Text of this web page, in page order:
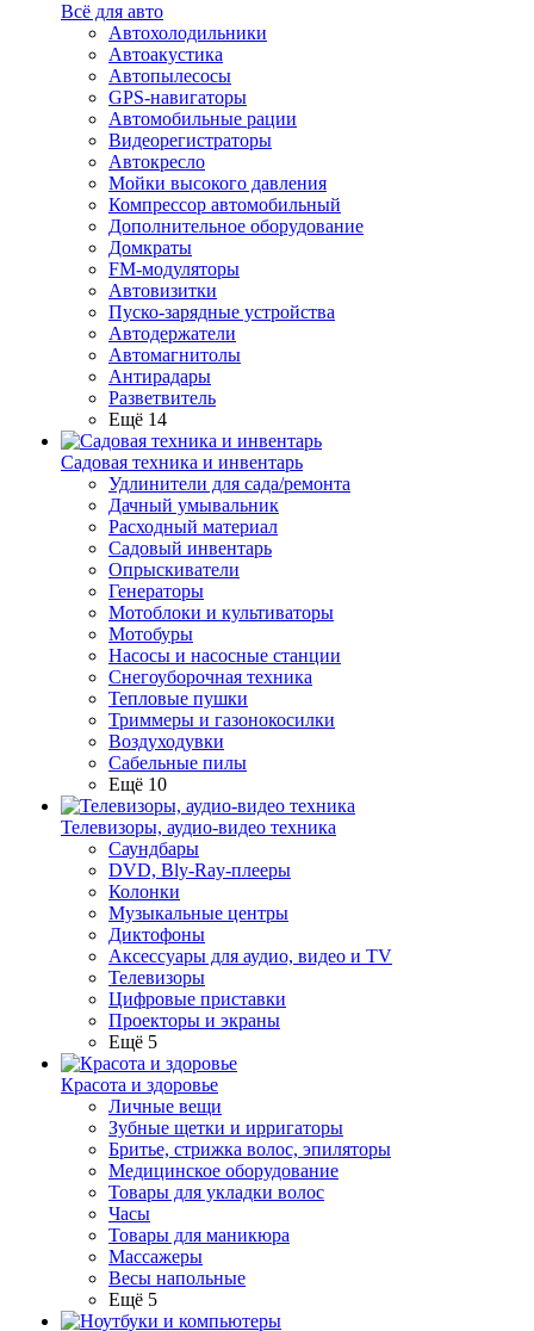
Всё для авто
Автохолодильники
Автоакустика
Автопылесосы
GPS-навигаторы
Автомобильные рации
Видеорегистраторы
Автокресло
Мойки высокого давления
Компрессор автомобильный
Дополнительное оборудование
Домкраты
FM-модуляторы
Автовизитки
Пуско-зарядные устройства
Автодержатели
Автомагнитолы
Антирадары
Разветвитель
Ещё 14
Садовая техника и инвентарь
Удлинители для сада/ремонта
Дачный умывальник
Расходный материал
Садовый инвентарь
Опрыскиватели
Генераторы
Мотоблоки и культиваторы
Мотобуры
Насосы и насосные станции
Снегоуборочная техника
Тепловые пушки
Триммеры и газонокосилки
Воздуходувки
Сабельные пилы
Ещё 10
Телевизоры, аудио-видео техника
Саундбары
DVD, Bly-Ray-плееры
Колонки
Музыкальные центры
Диктофоны
Аксессуары для аудио, видео и TV
Телевизоры
Цифровые приставки
Проекторы и экраны
Ещё 5
Красота и здоровье
Личные вещи
Зубные щетки и ирригаторы
Бритье, стрижка волос, эпиляторы
Медицинское оборудование
Товары для укладки волос
Часы
Товары для маникюра
Массажеры
Весы напольные
Ещё 5